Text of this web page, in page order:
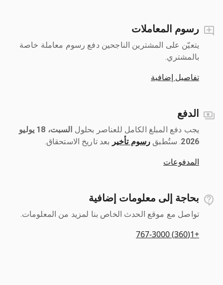
رسوم المعاملات
يتعيّن على المشترين الناجحين دفع رسوم معاملة خاصة
بالمشتري.
تفاصيل إضافية
الدفع
يجب دفع المبلغ الكامل للعناصر بحلول ‎
السبت، 18 يوليو
2026
رسوم تأخير بعد تاريخ الاستحقاق.
المدفوعات
بحاجة إلى معلومات إضافية
تواصل مع موقع الحدث الخاص بنا لمزيد من المعلومات.
+1(360) 767-3000